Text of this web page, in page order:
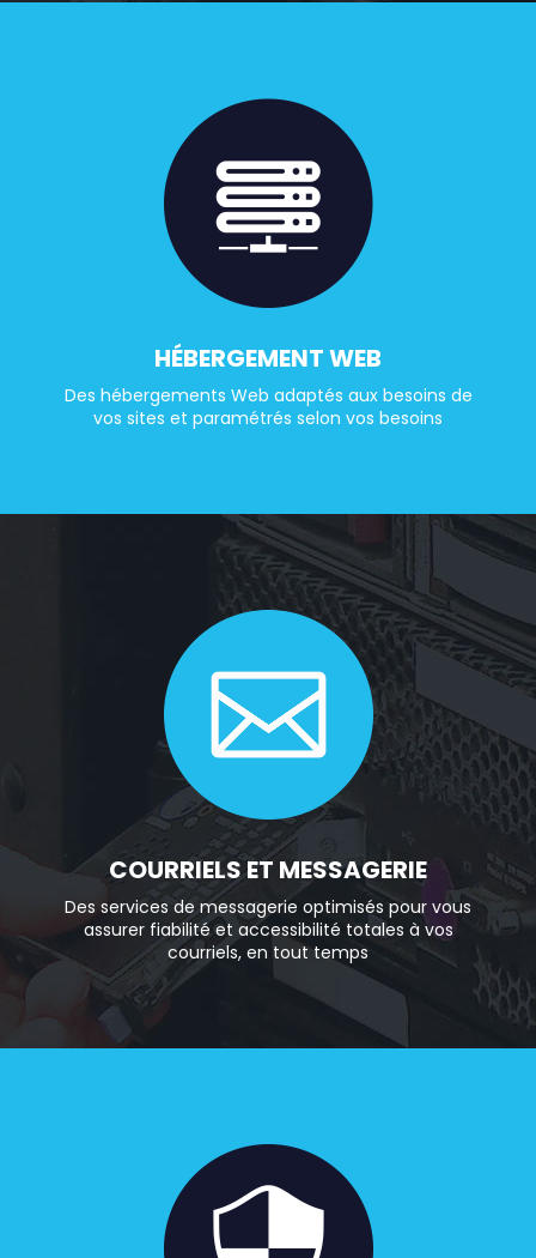
HÉBERGEMENT WEB
Des hébergements Web adaptés aux besoins de
vos sites et paramétrés selon vos besoins
COURRIELS ET MESSAGERIE
Des services de messagerie optimisés pour vous
assurer fiabilité et accessibilité totales à vos
courriels, en tout temps